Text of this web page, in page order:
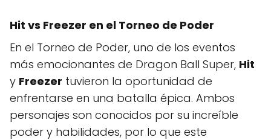
Hit vs Freezer en el Torneo de Poder
En el Torneo de Poder, uno de los eventos
más emocionantes de Dragon Ball Super, Hit
y Freezer tuvieron la oportunidad de
enfrentarse en una batalla épica. Ambos
personajes son conocidos por su increíble
poder y habilidades, por lo que este